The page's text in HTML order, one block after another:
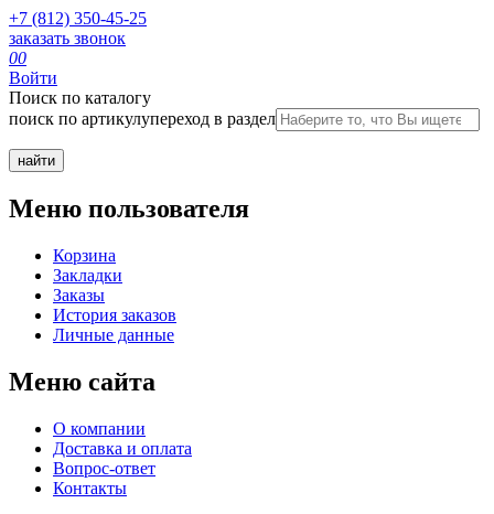
+7 (812) 350-45-25
заказать звонок
00
Войти
Поиск по каталогу
поиск по артикулупереход в раздел
Меню пользователя
Корзина
Закладки
Заказы
История заказов
Личные данные
Меню сайта
О компании
Доставка и оплата
Вопрос-ответ
Контакты